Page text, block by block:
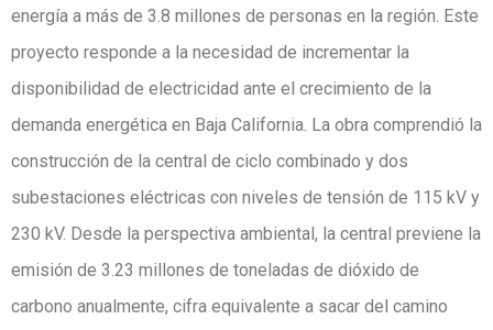
energía a más de 3.8 millones de personas en la región. Este
proyecto responde a la necesidad de incrementar la
disponibilidad de electricidad ante el crecimiento de la
demanda energética en Baja California. La obra comprendió la
construcción de la central de ciclo combinado y dos
subestaciones eléctricas con niveles de tensión de 115 kV y
230 kV. Desde la perspectiva ambiental, la central previene la
emisión de 3.23 millones de toneladas de dióxido de
carbono anualmente, cifra equivalente a sacar del camino